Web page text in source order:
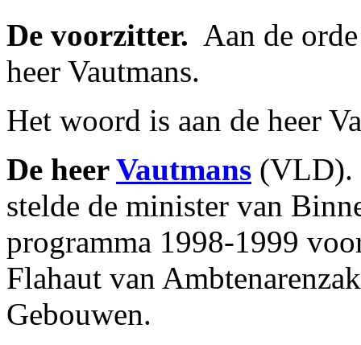
De voorzitter.
Aan de
heer Vautmans.
Het woord is aan de heer
De heerVautmans (VLD).
stelde de minister van
programma 1998-1999
Flahaut van
Gebouwen.